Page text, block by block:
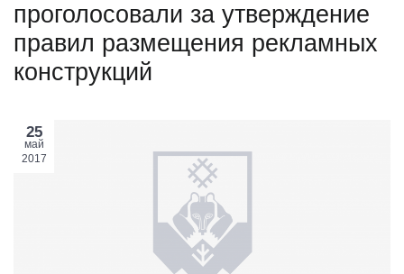
проголосовали за утверждение
правил размещения рекламных
конструкций
25
май
2017